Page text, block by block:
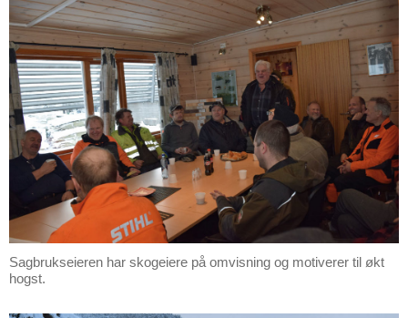
Sagbrukseieren har skogeiere på omvisning og motiverer til økt
hogst.